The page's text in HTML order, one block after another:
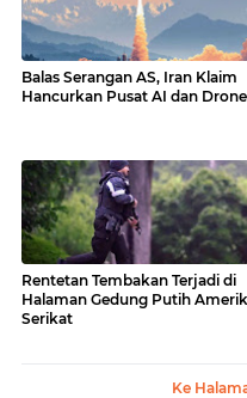
Balas Serangan AS, Iran Klaim
Hancurkan Pusat AI dan Drone
Rentetan Tembakan Terjadi di
Halaman Gedung Putih
Serikat
Ke